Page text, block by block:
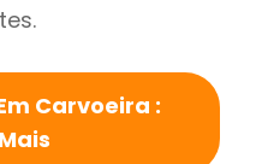
Carvoeira :